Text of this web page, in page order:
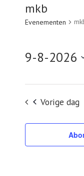
mkb
Evenementen
9-8-2026
een
datum.
Vorige dag